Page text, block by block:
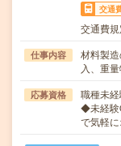
交通
交通費
仕事内容
材料製
入、重
応募資格
職種未
◆未経験
で気軽